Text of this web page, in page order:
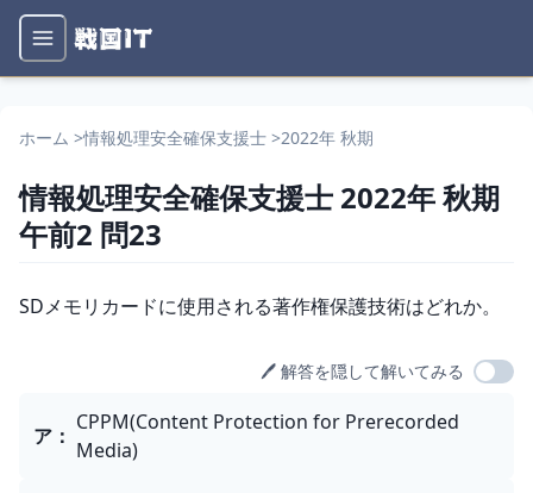
ホーム >情報処理安全確保支援士 >2022年 秋期
情報処理安全確保支援士 2022年 秋期
午前2 問23
問題文
SDメモリカードに使用される著作権保護技術はどれか。
🖊️ 解答を隠して解いてみる
選択肢
ア ：
CPPM(Content Protection for Prerecorded
Media)